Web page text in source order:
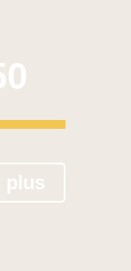
plus